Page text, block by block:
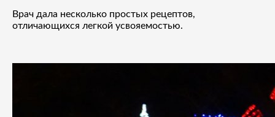
Врач дала несколько простых рецептов,
отличающихся легкой усвояемостью.